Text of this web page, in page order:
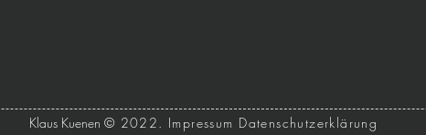
Klaus Kuenen © 2022. Impressum Datenschutzerklärung